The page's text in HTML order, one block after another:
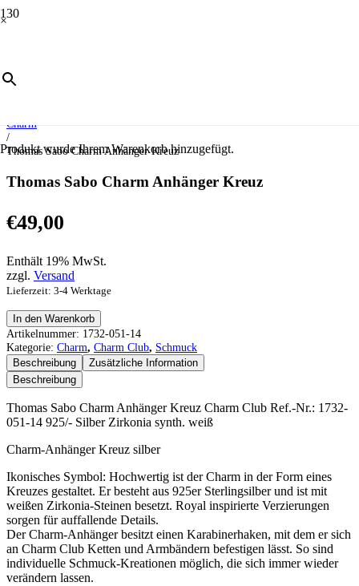
×
Produktwurde Ihrem Warenkorb hinzugefügt.
/
Charm
/
Thomas Sabo Charm Anhänger Kreuz
Thomas Sabo Charm Anhänger Kreuz
€49,00
Enthält 19% MwSt.
zzgl. Versand
Lieferzeit: 3-4 Werktage
Thomas
Sabo
Charm
Anhänger
Kreuz
Menge
In den Warenkorb
Artikelnummer: 1732-051-14
Kategorie: Charm, Charm Club, Schmuck
Beschreibung
Zusätzliche Information
Beschreibung
Thomas Sabo Charm Anhänger Kreuz Charm Club Ref.-Nr.: 1732-
051-14 925/- Silber Zirkonia synth. weiß
Charm-Anhänger Kreuz silber
Ikonisches Symbol: Hochwertig ist der Charm in der Form eines
Kreuzes gestaltet. Er besteht aus 925er Sterlingsilber und ist mit
weißen Zirkonia-Steinen besetzt. Royal inspirierte Verzierungen
sorgen für auffallende Details.
Der Charm-Anhänger besitzt einen Karabinerhaken, mit dem er sich
an Charm Club Ketten und Armbändern befestigen lässt. So sind
individuelle Schmuck-Kreationen möglich, die sich immer wieder
verändern lassen.